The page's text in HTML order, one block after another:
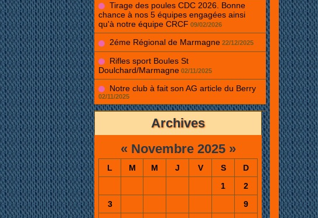
Tirage des poules CDC 2026. Bonne
chance à nos 5 équipes engagées ainsi
qu'à notre équipe CRCF 09/02/2026
2éme Régional de Marmagne 22/12/2025
Rifles sport Boules St
Doulchard/Marmagne 02/11/2025
Notre club à fait son AG article du Berry
02/11/2025
Archives
« Novembre 2025 »
L M M J V S
D
1
2
3
9